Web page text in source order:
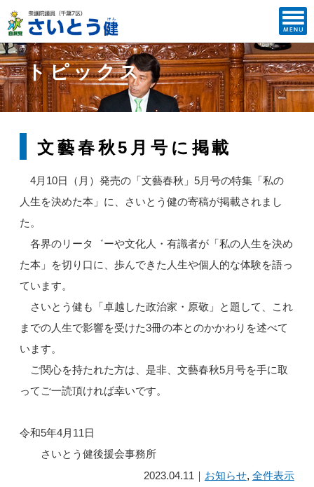
トピックス
文藝春秋5月号に掲載
4月10日（月）発売の「文藝春秋」5月号の特集「私の
人生を決めた本」に、さいとう健の寄稿が掲載されまし
た。
各界のリータ゛ーや文化人・有識者が「私の人生を決め
た本」を切り口に、歩んできた人生や個人的な体験を語っ
ています。
さいとう健も「卓越した政治家・原敬」と題して、これ
までの人生で影響を受けた3冊の本とのかかわりを述べて
います。
ご関心を持たれた方は、是非、文藝春秋5月号を手に取
ってご一読頂ければ幸いです。
令和5年4月11日
さいとう健後援会事務所
2023.04.11｜ お知らせ, 全件表示